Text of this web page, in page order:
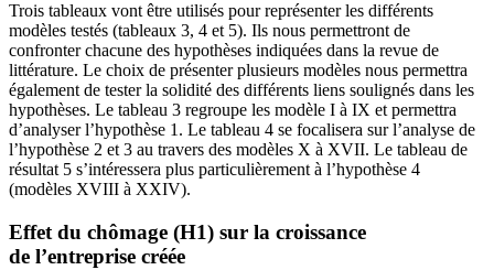
Trois tableaux vont être utilisés pour représenter les différents
modèles testés (tableaux 3, 4 et 5). Ils nous permettront de
confronter chacune des hypothèses indiquées dans la revue de
littérature. Le choix de présenter plusieurs modèles nous permettra
également de tester la solidité des différents liens soulignés dans les
hypothèses. Le tableau 3 regroupe les modèle I à IX et permettra
d’analyser l’hypothèse 1. Le tableau 4 se focalisera sur l’analyse de
l’hypothèse 2 et 3 au travers des modèles X à XVII. Le tableau de
résultat 5 s’intéressera plus particulièrement à l’hypothèse 4
(modèles XVIII à XXIV).
Effet du chômage (H1) sur la croissance
de l’entreprise créée